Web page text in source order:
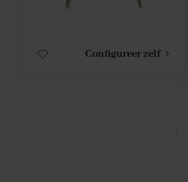
Configureer zelf